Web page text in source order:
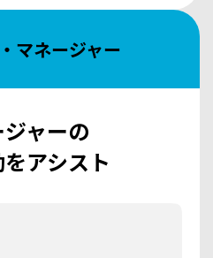
マネージャー
ャーの
アシスト